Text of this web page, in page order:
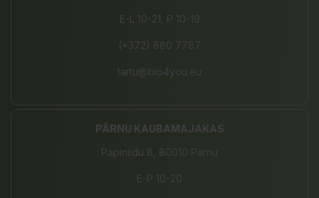
E-L 10-21, P 10-19
(+372) 680 7787
tartu@bio4you.eu
PÄRNU KAUBAMAJAKAS
Papiniidu 8, 80010 Pärnu
E-P 10-20